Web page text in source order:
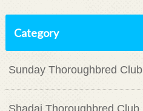
Category
Sunday Thoroughbred Club